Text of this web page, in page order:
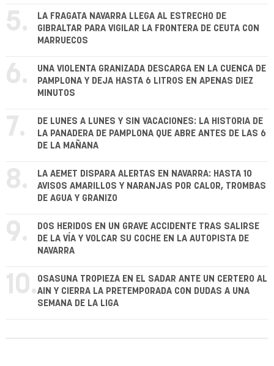
5.
LA FRAGATA NAVARRA LLEGA AL ESTRECHO DE
GIBRALTAR PARA VIGILAR LA FRONTERA DE CEUTA CON
MARRUECOS
6.
UNA VIOLENTA GRANIZADA DESCARGA EN LA CUENCA DE
PAMPLONA Y DEJA HASTA 6 LITROS EN APENAS DIEZ
MINUTOS
7.
DE LUNES A LUNES Y SIN VACACIONES: LA HISTORIA DE
LA PANADERA DE PAMPLONA QUE ABRE ANTES DE LAS 6
DE LA MAÑANA
8.
LA AEMET DISPARA ALERTAS EN NAVARRA: HASTA 10
AVISOS AMARILLOS Y NARANJAS POR CALOR, TROMBAS
DE AGUA Y GRANIZO
9.
DOS HERIDOS EN UN GRAVE ACCIDENTE TRAS SALIRSE
DE LA VÍA Y VOLCAR SU COCHE EN LA AUTOPISTA DE
NAVARRA
10. OSASUNA TROPIEZA EN EL SADAR ANTE UN CERTERO AL
AIN Y CIERRA LA PRETEMPORADA CON DUDAS A UNA
SEMANA DE LA LIGA